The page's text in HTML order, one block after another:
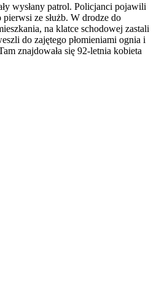
wysłany patrol. Policjanci pojawili
ze służb. W drodze do
na klatce schodowej zastali
do zajętego płomieniami ognia i
znajdowała się 92-letnia kobieta